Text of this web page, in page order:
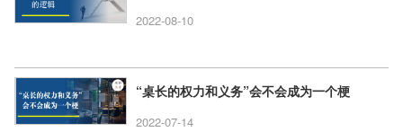
2022-08-10
“桌长的权力和义务”会不会成为一个梗
2022-07-14